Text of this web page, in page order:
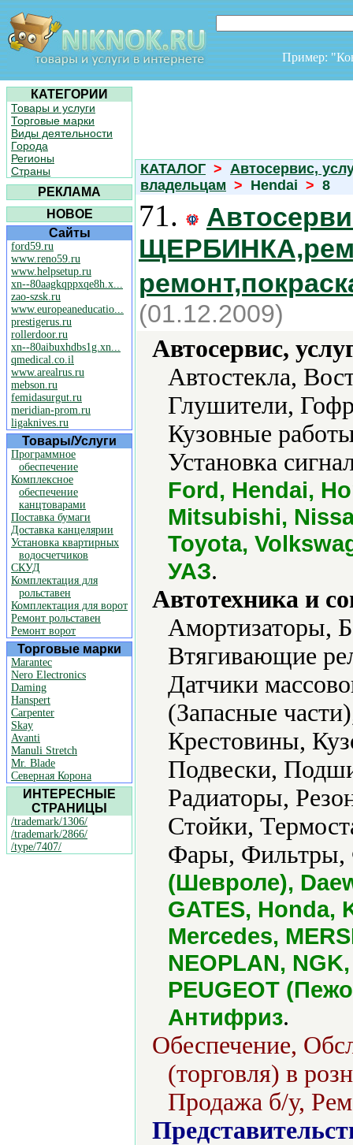
Пример:
КАТЕГОРИИ
Товары и услуги
Торговые марки
Виды деятельности
Города
Регионы
Страны
РЕКЛАМА
НОВОЕ
Сайты
ford59.ru
www.reno59.ru
www.helpsetup.ru
xn--80aagkqppxqe8h.x...
zao-szsk.ru
www.europeaneducatio...
prestigerus.ru
rollerdoor.ru
xn--80aibuxhdbs1g.xn...
qmedical.co.il
www.arealrus.ru
mebson.ru
femidasurgut.ru
meridian-prom.ru
ligaknives.ru
Товары/Услуги
Программное
обеспечение
Комплексное
обеспечение
канцтоварами
Поставка бумаги
Доставка канцелярии
Установка квартирных
водосчетчиков
СКУД
Комплектация для
рольставен
Комплектация для ворот
Ремонт рольставен
Ремонт ворот
Торговые марки
Marantec
Nero Electronics
Daming
Hanspert
Carpenter
Skay
Avanti
Manuli Stretch
Mr. Blade
Северная Корона
ИНТЕРЕСНЫЕ
СТРАНИЦЫ
/trademark/1306/
/trademark/2866/
/type/7407/
КАТАЛОГ > Автосервис,
владельцам > Hendai > 8
71.
(01.12.2009)
Автосервис,
Автостекла,
Глушители,
Кузовные
Установка
Ford, Hendai,
Mitsubishi,
Toyota,
УАЗ.
Автотехника и
Амортизаторы,
Втягивающие
Датчики
(Запасные
Крестовины,
Подвески,
Радиаторы,
Стойки,
Фары,
(Шевроле),
GATES, Honda,
Mercedes,
NEOPLAN,
PEUGEOT
Антифриз.
Обеспечение,
(торговля) в
Продажа б/у,